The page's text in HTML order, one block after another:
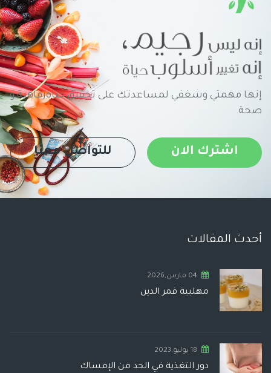
إنها مهمتي وشغفي لمساعدتك على تحقيق حياةرفاهية و
صحة
اشترك الان للتواصل معنا
أحدث المقالات
04 مارس,2026
مهلبية قمر الدين
18 يوليو,2023
دور التغذية في الحد من الإمساك